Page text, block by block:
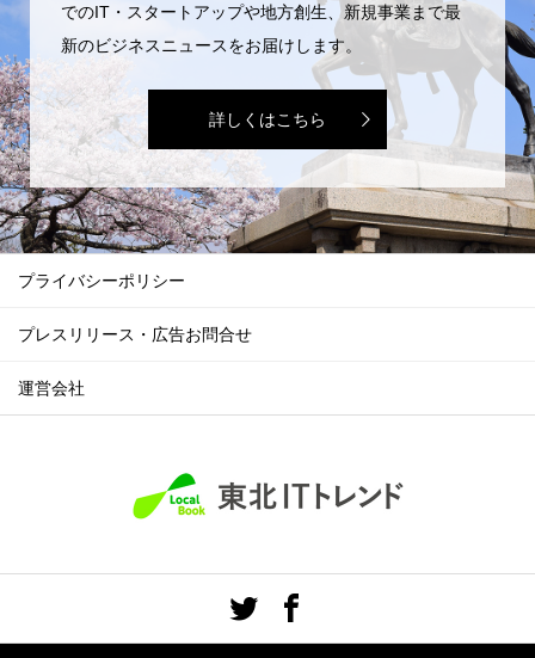
でのIT・スタートアップや地方創生、新規事業まで最
新のビジネスニュースをお届けします。
詳しくはこちら
プライバシーポリシー
プレスリリース・広告お問合せ
運営会社